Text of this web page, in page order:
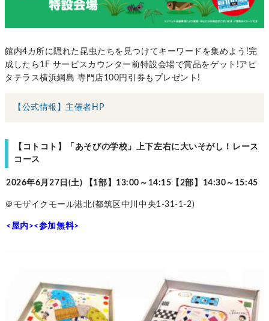
館内4カ所に隠れた昆虫たちを見つけてキーワードを集めよう!完
成したら1F サービスカウンター前特設会場で賞品をゲット!アピ
タテラス横浜綱島 専門店100円引券もプレゼント!
【公式情報】主催者HP
【コトコト】「あそびの学校」上下左右に大いそがし！レース
コース
2026年6月27日(土) 【1部】13:00～14:15【2部】14:30～15:45
＠モザイクモール港北(都筑区中川中央1-31-1-2)
<屋内><参加無料>